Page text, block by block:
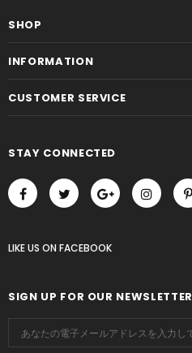
SHOP
INFORMATION
CUSTOMER SERVICE
STAY CONNECTED
LIKE US ON FACEBOOK
SIGN UP FOR OUR NEWSLETTER